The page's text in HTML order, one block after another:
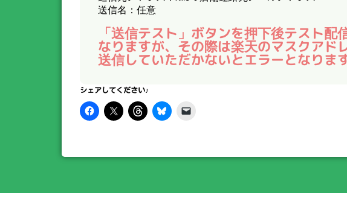
送信名：任意
「送信テスト」ボタンを押下後テスト配
なりますが、その際は楽天のマスクアド
送信していただかないとエラーとなりま
シェアしてください♪